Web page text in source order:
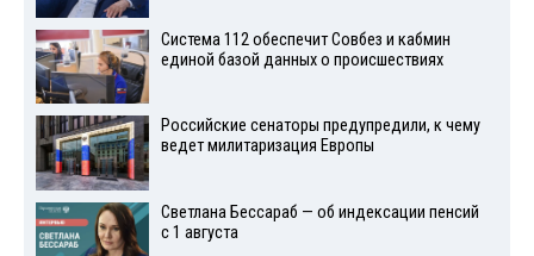
Система 112 обеспечит Совбез и кабмин
единой базой данных о происшествиях
Российские сенаторы предупредили, к чему
ведет милитаризация Европы
Светлана Бессараб — об индексации пенсий
с 1 августа